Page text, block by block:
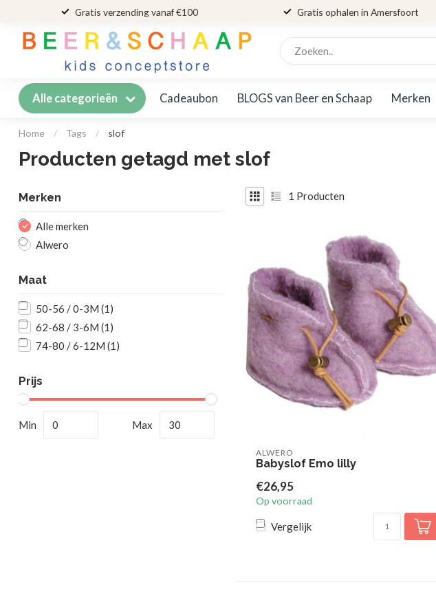
Gratis verzending vanaf €100 Gratis ophalen in Amersfoort
Alle categorieën Cadeaubon BLOGS van Beer en Schaap Merken
Home / Tags / slof
Producten getagd met slof
Merken
Alle merken
Alwero
Maat
50-56 / 0-3M (1)
62-68 / 3-6M (1)
74-80 / 6-12M (1)
Prijs
Min Max
1 Producten
ALWERO
Babyslof Emo lilly
€26,95
Op voorraad
Vergelijk